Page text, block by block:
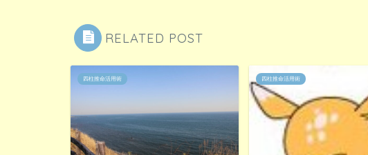
RELATED POST
四柱推命活用術 四柱推命活用術